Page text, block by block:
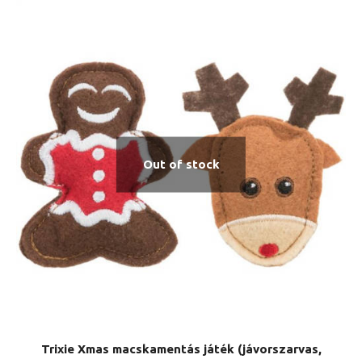
Out of stock
Trixie Xmas macskamentás játék (jávorszarvas,